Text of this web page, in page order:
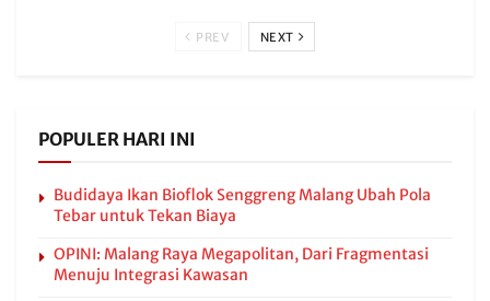
PREV NEXT
POPULER HARI INI
Budidaya Ikan Bioflok Senggreng Malang Ubah Pola
Tebar untuk Tekan Biaya
OPINI: Malang Raya Megapolitan, Dari Fragmentasi
Menuju Integrasi Kawasan